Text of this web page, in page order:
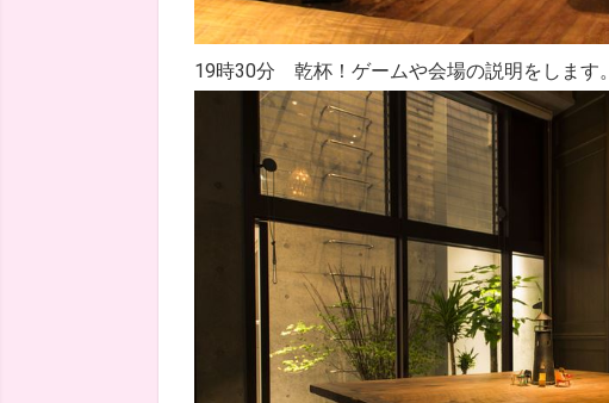
19時30分 乾杯！ゲームや会場の説明をします。